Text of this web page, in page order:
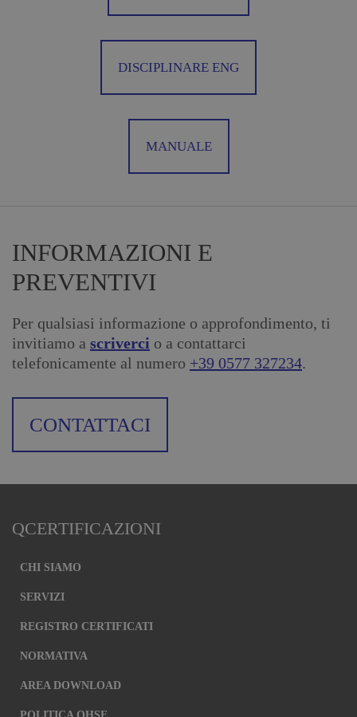
DISCIPLINARE ENG
MANUALE
INFORMAZIONI E
PREVENTIVI
Per qualsiasi informazione o approfondimento, ti
invitiamo a scriverci o a contattarci
telefonicamente al numero +39 0577 327234.
CONTATTACI
QCERTIFICAZIONI
CHI SIAMO
SERVIZI
REGISTRO CERTIFICATI
NORMATIVA
AREA DOWNLOAD